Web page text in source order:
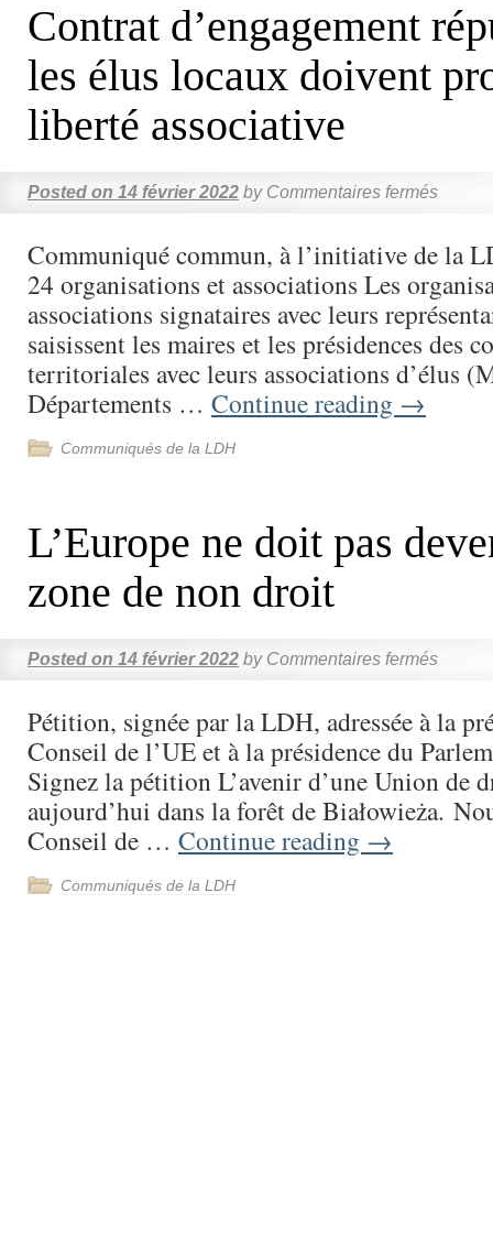
Contrat d’engagement
les élus locaux doivent
liberté associative
Posted on 14 février 2022 by Commentaires fermés
Communiqué commun, à l’initiative de la
24 organisations et associations Les
associations signataires avec leurs
saisissent les maires et les présidences des
territoriales avec leurs associations d’élus
Départements … Continue reading →
Communiqués de la LDH
L’Europe ne doit pas
zone de non droit
Posted on 14 février 2022 by Commentaires fermés
Pétition, signée par la LDH, adressée à la
Conseil de l’UE et à la présidence du
Signez la pétition L’avenir d’une Union de
aujourd’hui dans la forêt de Białowieża.
Conseil de … Continue reading →
Communiqués de la LDH